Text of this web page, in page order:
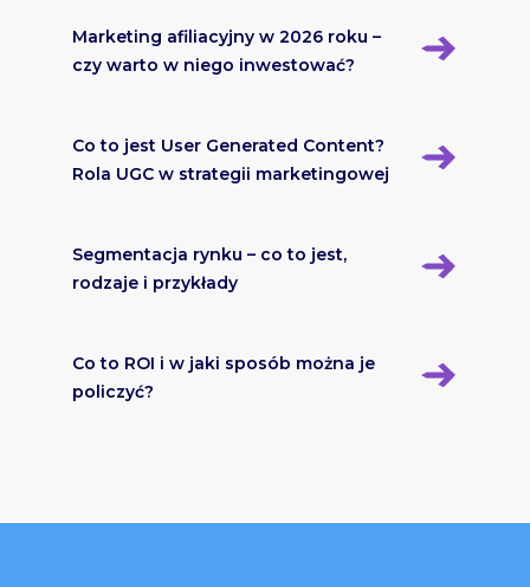
Marketing afiliacyjny w 2026 roku –
czy warto w niego inwestować?
Co to jest User Generated Content?
Rola UGC w strategii marketingowej
Segmentacja rynku – co to jest,
rodzaje i przykłady
Co to ROI i w jaki sposób można je
policzyć?